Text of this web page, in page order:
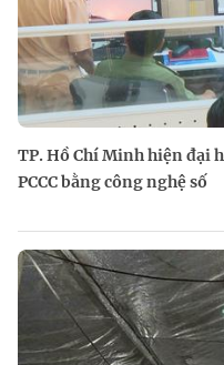
TP. Hồ Chí Minh hiện đại
PCCC bằng công nghệ số